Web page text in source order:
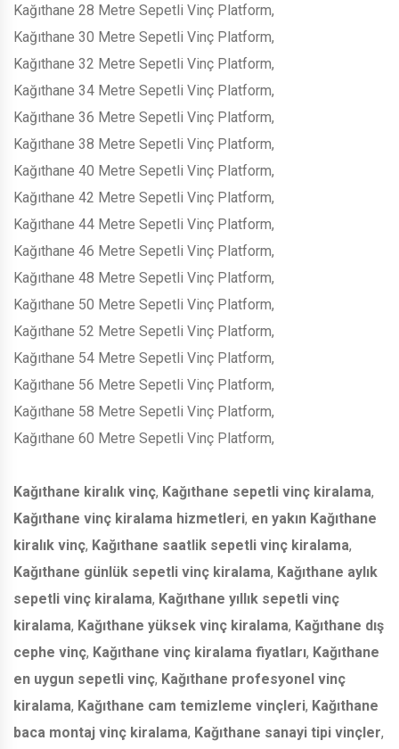
Kağıthane 28 Metre Sepetli Vinç Platform,
Kağıthane 30 Metre Sepetli Vinç Platform,
Kağıthane 32 Metre Sepetli Vinç Platform,
Kağıthane 34 Metre Sepetli Vinç Platform,
Kağıthane 36 Metre Sepetli Vinç Platform,
Kağıthane 38 Metre Sepetli Vinç Platform,
Kağıthane 40 Metre Sepetli Vinç Platform,
Kağıthane 42 Metre Sepetli Vinç Platform,
Kağıthane 44 Metre Sepetli Vinç Platform,
Kağıthane 46 Metre Sepetli Vinç Platform,
Kağıthane 48 Metre Sepetli Vinç Platform,
Kağıthane 50 Metre Sepetli Vinç Platform,
Kağıthane 52 Metre Sepetli Vinç Platform,
Kağıthane 54 Metre Sepetli Vinç Platform,
Kağıthane 56 Metre Sepetli Vinç Platform,
Kağıthane 58 Metre Sepetli Vinç Platform,
Kağıthane 60 Metre Sepetli Vinç Platform,
Kağıthane kiralık vinç, Kağıthane sepetli vinç kiralama,
Kağıthane vinç kiralama hizmetleri, en yakın Kağıthane
kiralık vinç, Kağıthane saatlik sepetli vinç kiralama,
Kağıthane günlük sepetli vinç kiralama, Kağıthane aylık
sepetli vinç kiralama, Kağıthane yıllık sepetli vinç
kiralama, Kağıthane yüksek vinç kiralama, Kağıthane dış
cephe vinç, Kağıthane vinç kiralama fiyatları, Kağıthane
en uygun sepetli vinç, Kağıthane profesyonel vinç
kiralama, Kağıthane cam temizleme vinçleri, Kağıthane
baca montaj vinç kiralama, Kağıthane sanayi tipi vinçler,